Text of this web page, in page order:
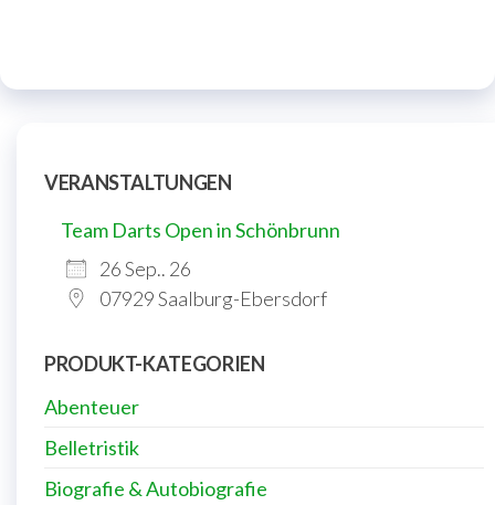
VERANSTALTUNGEN
Team Darts Open in Schönbrunn
26 Sep.. 26
07929 Saalburg-Ebersdorf
PRODUKT-KATEGORIEN
Abenteuer
Belletristik
Biografie & Autobiografie